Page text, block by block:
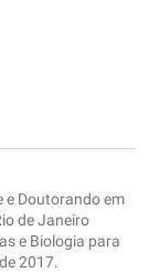
e Doutorando em
de Janeiro
e Biologia para
2017.